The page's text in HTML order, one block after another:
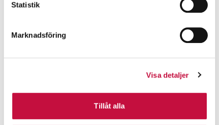
Statistik
Marknadsföring
Visa detaljer
Tillåt alla